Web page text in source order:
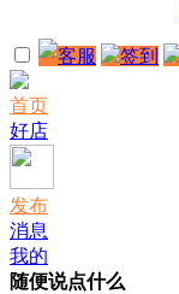
客服 签到
首页
好店
发布
消息
我的
随便说点什么